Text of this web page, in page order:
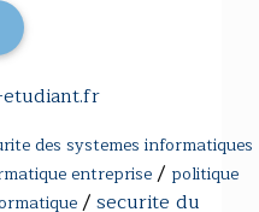
des systemes informatiques
entreprise/ politique
/securite du